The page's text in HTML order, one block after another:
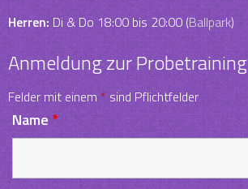
Herren:Di & Do 18:00 bis 20:00 (Ballpark)
Anmeldung zur Probetraining
Felder mit einem *sind Pflichtfelder
Name *